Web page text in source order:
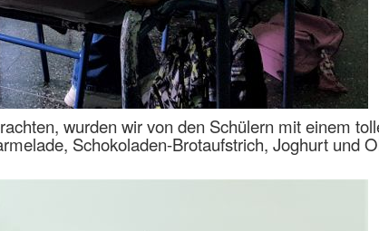
wurden wir von den Schülern mit einem
Schokoladen-Brotaufstrich, Joghurt und